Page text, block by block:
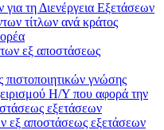
για τη Διενέργεια Εξετάσεων
τίτλων ανά κράτος
εξ αποστάσεως
πιστοποιητικών γνώσης
Η/Υ που αφορά την
εξετάσεων
εξ αποστάσεως εξετάσεων